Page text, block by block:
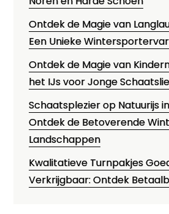
Ontdek de Magie van
Een Unieke
Ontdek de Magie van
het IJs voor Jonge
Schaatsplezier op Natuurijs
Ontdek de Betoverende
Landschappen
Kwalitatieve Turnpakjes
Verkrijgbaar: Ontdek